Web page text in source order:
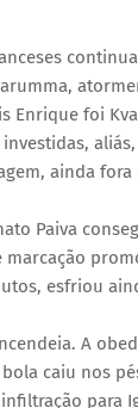
Enrique foi
ainda fora
Paiva
esfriou
A
caiu nos
para